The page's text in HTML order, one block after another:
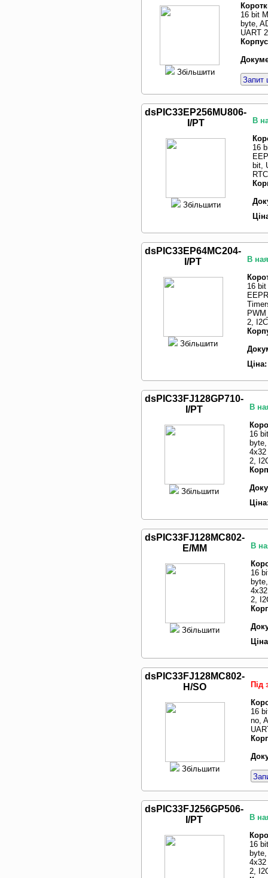
Збільшити
16 bit
byte,
UART
Запит
dsPIC33EP256MU806-
I/PT
Збільшити
В
16
bit,
RTC
dsPIC33EP64MC204-
I/PT
Збільшити
В
16
2,
Ціна:
dsPIC33FJ128GP710-
I/PT
Збільшити
В
16
2,
dsPIC33FJ128MC802-
E/MM
Збільшити
В
16
2,
dsPIC33FJ128MC802-
H/SO
Збільшити
Під
16
no,
dsPIC33FJ256GP506-
I/PT
В
16
2,